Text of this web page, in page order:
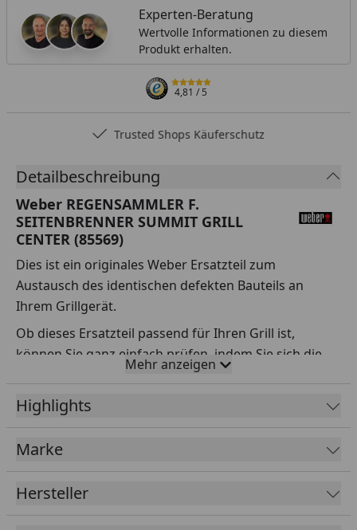
Experten-Beratung
Wertvolle Informationen zu diesem
Produkt erhalten.
4,81/ 5
Trusted Shops Käuferschutz
Detailbeschreibung
Weber REGENSAMMLER F.
SEITENBRENNER SUMMIT GRILL
CENTER (85569)
Dies ist ein originales Weber Ersatzteil zum
Austausch des identischen defekten Bauteils an
Ihrem Grillgerät.
Ob dieses Ersatzteil passend für Ihren Grill ist,
können Sie ganz einfach prüfen, indem Sie sich die
Explosionszeichnung Ihres Grills anschauen und dort
das betreffende Teil heraussuchen.
ganz einfach zur passenden Explosionszeichnung.
Geben Sie dafür die Seriennummer
Mehr anzeigen
Highlights
Marke
Hersteller